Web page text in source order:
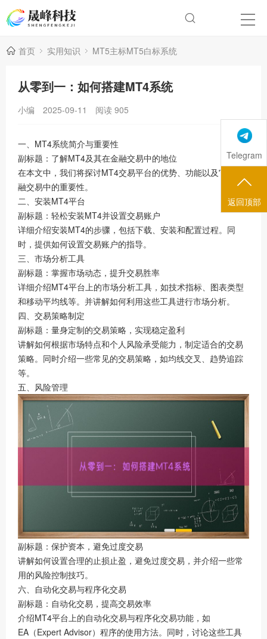
首页 实用知识 MT5主标MT5白标系统
从零到一：如何搭建MT4系统
小编 2025-09-11 阅读 905
一、MT4系统简介与重要性
副标题：了解MT4及其在金融交易中的地位
在本文中，我们将探讨MT4交易平台的优势、功能以及它在金
融交易中的重要性。
二、安装MT4平台
副标题：轻松安装MT4并设置交易账户
详细介绍安装MT4的步骤，包括下载、安装和配置过程。同
时，提供如何设置交易账户的指导。
三、市场分析工具
副标题：掌握市场动态，提升交易胜率
详细介绍MT4平台上的市场分析工具，如技术指标、图表类型
和移动平均线等。并讲解如何利用这些工具进行市场分析。
四、交易策略制定
副标题：量身定制的交易策略，实现稳定盈利
讲解如何根据市场特点和个人风险承受能力，制定适合的交易
策略。同时介绍一些常见的交易策略，如均线交叉、趋势追踪
等。
五、风险管理
副标题：保护资本，避免过度交易
讲解如何设置合理的止损止盈，避免过度交易，并介绍一些常
用的风险控制技巧。
六、自动化交易与程序化交易
副标题：自动化交易，提高交易效率
介绍MT4平台上的自动化交易与程序化交易功能，如
EA（Expert Advisor）程序的使用方法。同时，讨论这些工具
Telegram
返回顶部